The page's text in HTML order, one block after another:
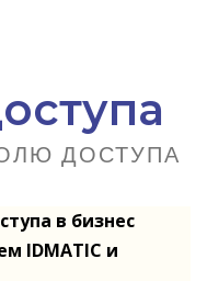
ДОСТУПА
в бизнес
IDMATIC и